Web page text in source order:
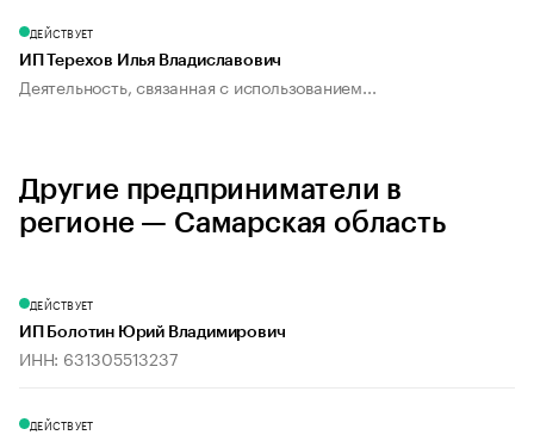
ДЕЙСТВУЕТ
ИП Терехов Илья Владиславович
Деятельность, связанная с использованием...
Другие предприниматели в
регионе — Самарская область
ДЕЙСТВУЕТ
ИП Болотин Юрий Владимирович
ИНН: 631305513237
ДЕЙСТВУЕТ